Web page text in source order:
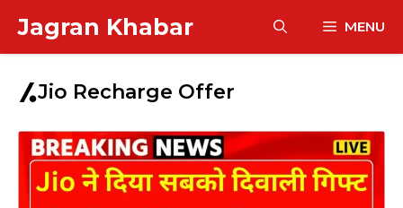
content
Jagran Khabar MENU
Jio Recharge Offer